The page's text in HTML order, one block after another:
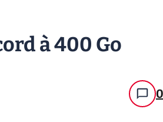
à 400 Go
0